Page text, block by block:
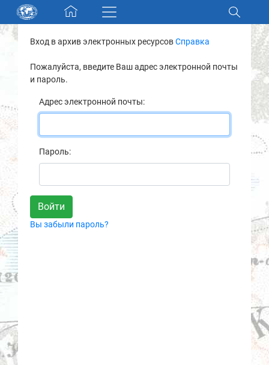
Skip navigation
Разделы и коллекции
Электронный каталог
Новости
О нас
Контакты
Партнеры
Вход в архив электронных ресурсовСправка
Пожалуйста, введите Ваш адрес электронной почты
и пароль.
Адрес электронной почты:
Пароль:
Вы забыли пароль?